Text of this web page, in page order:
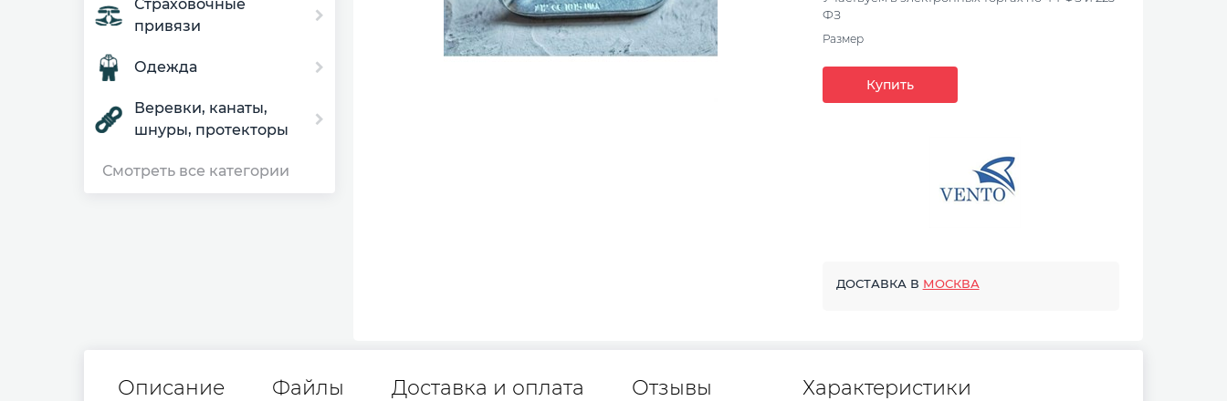
Страховочные
привязи
Одежда
Веревки, канаты,
шнуры, протекторы
Смотреть все категории
ФЗ
Размер
Купить
ДОСТАВКА В МОСКВА
Описание Файлы Доставка и оплата Отзывы Характеристики